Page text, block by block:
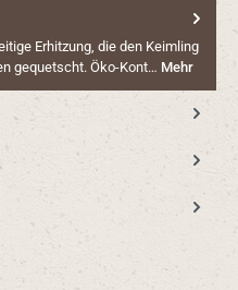
Erhitzung, die den Keimling
gequetscht. Öko-Kont… Mehr